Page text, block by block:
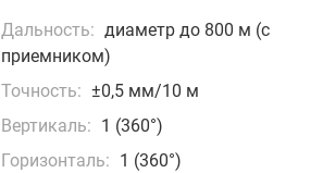
Дальность: диаметр до 800 м (с
приемником)
Точность: ±0,5 мм/10 м
Вертикаль: 1 (360°)
Горизонталь: 1 (360°)